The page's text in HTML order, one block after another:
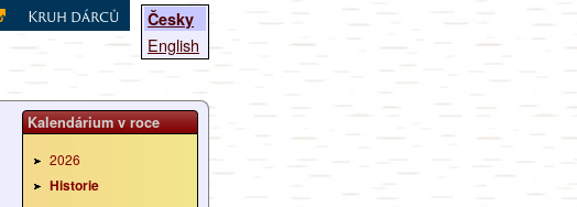
Česky
English
Kruh dárců
Kalendárium v roce
2026
Historie